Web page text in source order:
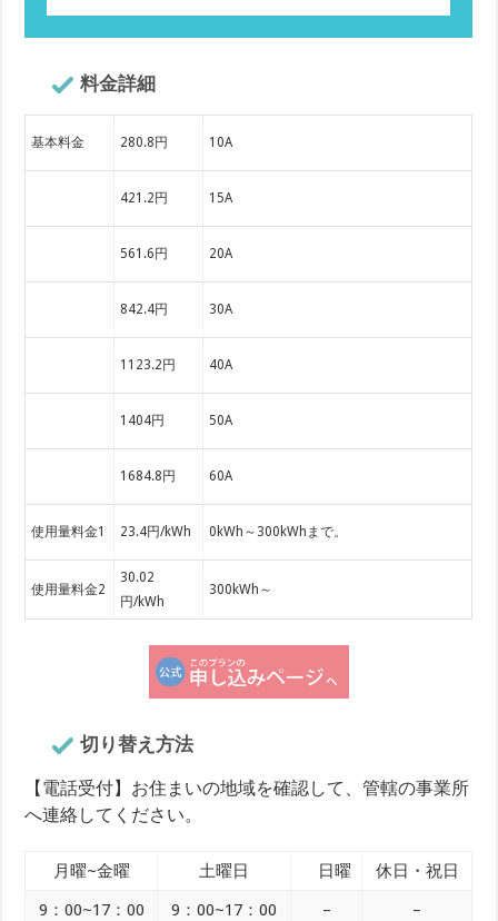
料金詳細
基本料金 280.8円 10A
421.2円 15A
561.6円 20A
842.4円 30A
1123.2円 40A
1404円 50A
1684.8円 60A
使用量料金1 23.4円/kWh 0kWh～300kWhまで。
使用量料金2
30.02
円/kWh
300kWh～
切り替え方法
【電話受付】お住まいの地域を確認して、管轄の事業所
へ連絡してください。
月曜~金曜 土曜日 日曜
休日・祝日
9：00~17：00
9：00~17：00 – –